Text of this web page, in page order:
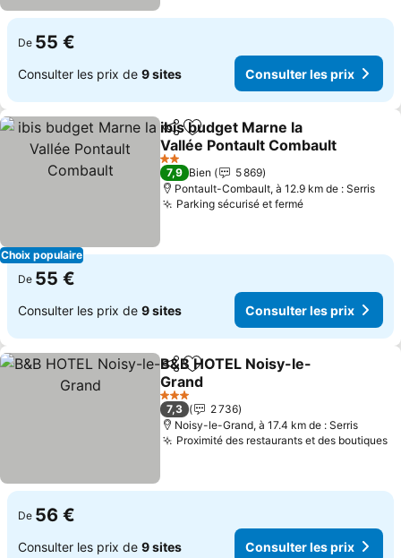
De 55 €
Consulter les prix de 9 sites Consulter les prix
Choix populaire
PartagerAjouter à mes favoris
ibis budget Marne la
Vallée Pontault Combault
Consulter les prix
2 Étoiles
7,9 Bien
5 869
Pontault-Combault, à 12.9 km de : Serris
Parking sécurisé et ferméConsulter les
De 55 €
Consulter les prix de 9 sites Consulter les prix
PartagerAjouter à mes favoris
B&B HOTEL Noisy-le-
Grand
Consulter les prix
3 Étoiles
7,3
2 736
Noisy-le-Grand, à 17.4 km de : Serris
Proximité des restaurants et des boutiques
De 56 €
Consulter les prix de 9 sites Consulter les prix